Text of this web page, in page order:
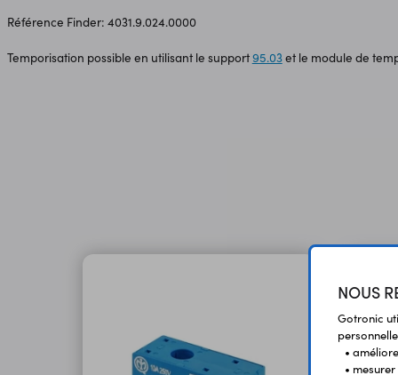
Référence Finder: 4031.9.024.0000
Temporisation possible en utilisant le support95.03et le module de
NOUS
Gotronic
•
•